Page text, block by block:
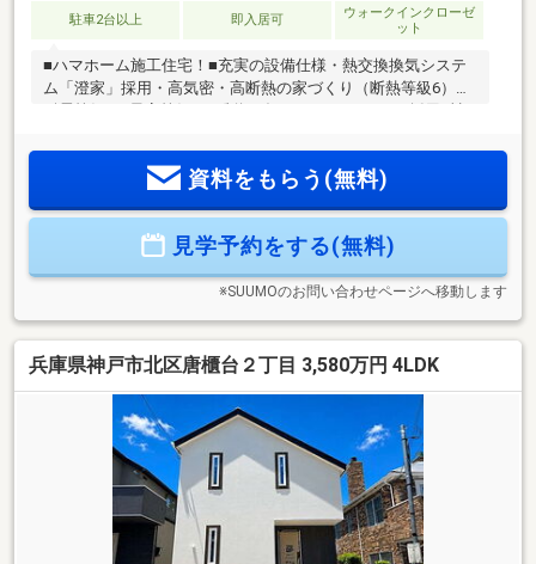
駐車2台以上 即入居可
ウォークインクローゼ
ット
■ハマホーム施工住宅！■充実の設備仕様・熱交換換気システ
ム「澄家」採用・高気密・高断熱の家づくり（断熱等級6）・
耐震等級3（最高等級）・制振ダンパーＭＩＲＡＩＥ採用■神
Ｋは一部吹抜けのため開放感がある空間です！■便利なシュー
ズインクローゼット有！資料をもらう(無料)
見学予約をする(無料)
※SUUMOのお問い合わせページへ移動します
兵庫県神戸市北区唐櫃台２丁目 3,580万円 4LDK